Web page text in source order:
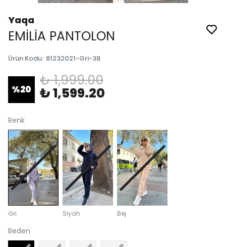
Yaqa
EMİLİA PANTOLON
Ürün Kodu: 81232021-Gri-38
%20
₺ 1,999.00
₺ 1,599.20
Renk
Gri Siyah Bej
Beden